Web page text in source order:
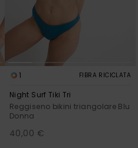
1 FIBRA RICICLATA
Night Surf Tiki Tri
Reggiseno bikini triangolare Blu
Donna
40,00 €